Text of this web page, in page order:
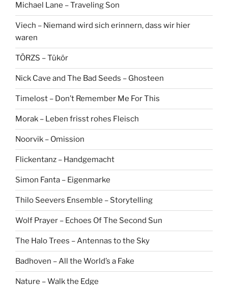
Michael Lane – Traveling Son
Viech – Niemand wird sich erinnern, dass wir hier
waren
TÖRZS – Tükör
Nick Cave and The Bad Seeds – Ghosteen
Timelost – Don’t Remember Me For This
Morak – Leben frisst rohes Fleisch
Noorvik – Omission
Flickentanz – Handgemacht
Simon Fanta – Eigenmarke
Thilo Seevers Ensemble – Storytelling
Wolf Prayer – Echoes Of The Second Sun
The Halo Trees – Antennas to the Sky
Badhoven – All the World’s a Fake
Nature – Walk the Edge